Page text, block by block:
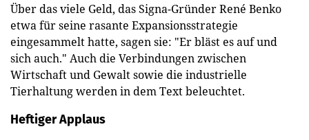
Über das viele Geld, das Signa-Gründer René Benko
etwa für seine rasante Expansionsstrategie
eingesammelt hatte, sagen sie: "Er bläst es auf und
sich auch." Auch die Verbindungen zwischen
Wirtschaft und Gewalt sowie die industrielle
Tierhaltung werden in dem Text beleuchtet.
Heftiger Applaus